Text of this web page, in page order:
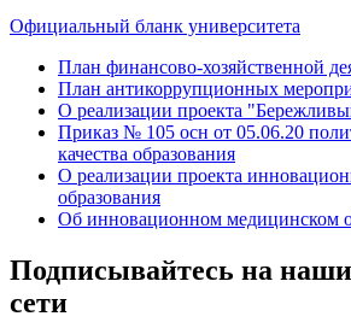
Официальный бланк университета
План финансово-хозяйственной
План антикоррупционных
О реализации проекта
Приказ № 105 осн от 05.06.20
качества образования
О реализации проекта
образования
Об инновационном медицинском
Подписывайтесь на
сети